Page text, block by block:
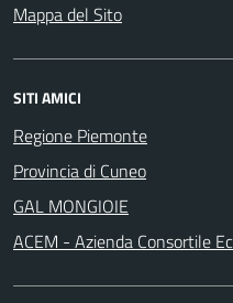
Mappa del Sito
SITI AMICI
Regione Piemonte
Provincia di Cuneo
GAL MONGIOIE
ACEM - Azienda Consortile